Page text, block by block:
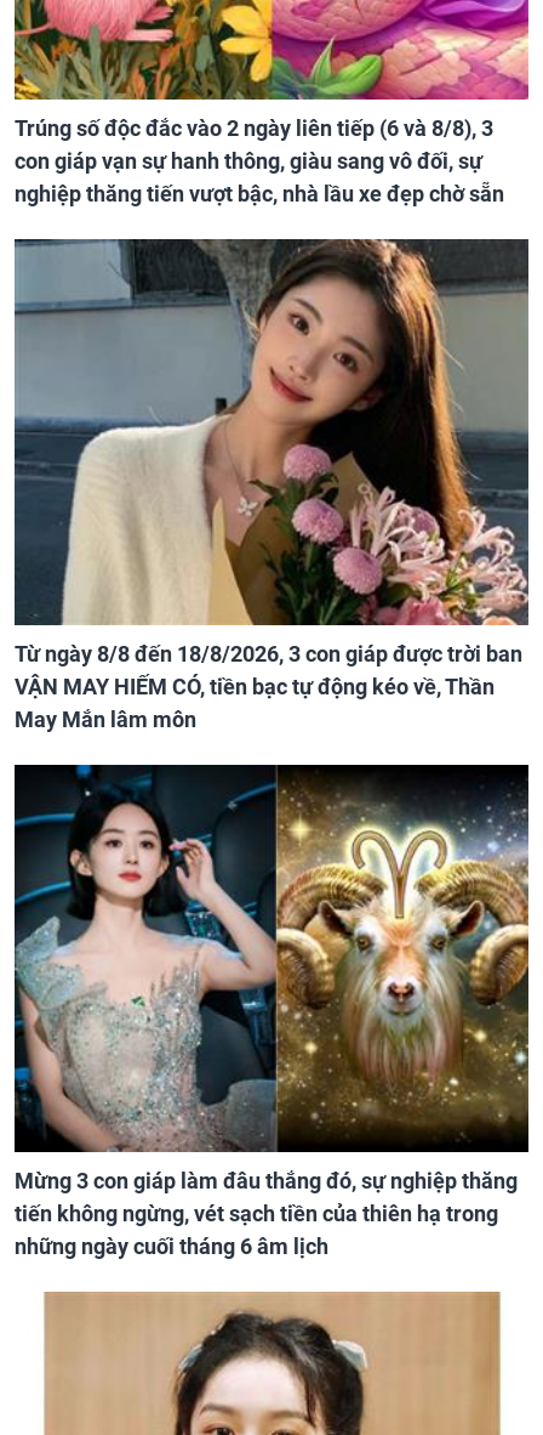
Trúng số độc đắc vào 2 ngày liên tiếp (6 và 8/8), 3
con giáp vạn sự hanh thông, giàu sang vô đối, sự
nghiệp thăng tiến vượt bậc, nhà lầu xe đẹp chờ sẵn
Từ ngày 8/8 đến 18/8/2026, 3 con giáp được trời ban
VẬN MAY HIẾM CÓ, tiền bạc tự động kéo về, Thần
May Mắn lâm môn
Mừng 3 con giáp làm đâu thắng đó, sự nghiệp thăng
tiến không ngừng, vét sạch tiền của thiên hạ trong
những ngày cuối tháng 6 âm lịch